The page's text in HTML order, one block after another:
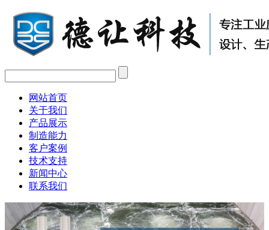
网站首页
关于我们
产品展示
制造能力
客户案例
技术支持
新闻中心
联系我们